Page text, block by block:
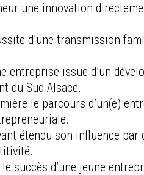
une innovation
d’une transmission
entreprise issue d’un
du Sud Alsace.
le parcours d’un(e)
étendu son influence
succès d’une jeune